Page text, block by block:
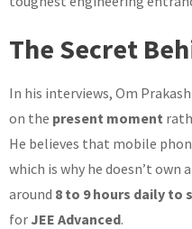
The Secret
In his interviews, Om
on the present moment
He believes that mobile
which is why he doesn’t own
around 8 to 9 hours daily to
for JEE Advanced.